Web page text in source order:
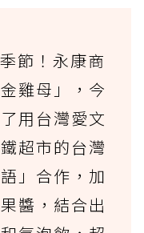
節！永康商
雞母」，今
用台灣愛文
超市的台灣
」合作，加
醬，結合出